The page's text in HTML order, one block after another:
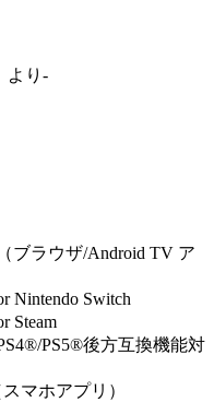
より-
ブラウザ/Android TV ア
Nintendo Switch
Steam
PS5®後方互換機能対
マホアプリ）